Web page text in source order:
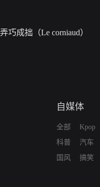
弄巧成拙（Le corniaud）
自媒体
全部
科普
国风
Kpop
汽车
搞笑